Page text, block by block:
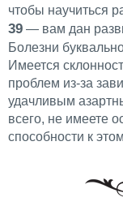
чтобы научиться
39 — вам дан
Болезни
Имеется
проблем из-за
удачливым
всего, не имеете
способности к